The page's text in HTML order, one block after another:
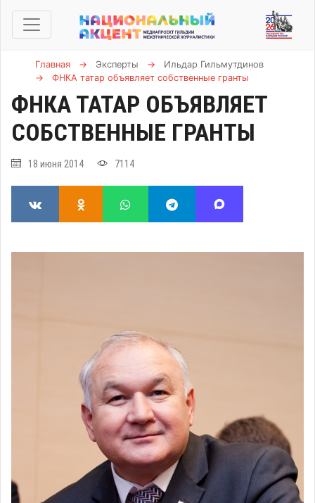
Главная → Эксперты →
Ильдар Гильмутдинов
→
ФНКА татар объявляет собственные гранты
ФНКА ТАТАР ОБЪЯВЛЯЕТ
СОБСТВЕННЫЕ ГРАНТЫ
18 июня 2014 7114